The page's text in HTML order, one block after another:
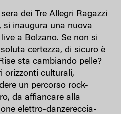
dei Tre Allegri Ragazzi
si inaugura una nuova
a Bolzano. Se non si
certezza, di sicuro è
sta cambiando pelle?
orizzonti culturali,
un percorso rock-
da affiancare alla
elettro-danzereccia-